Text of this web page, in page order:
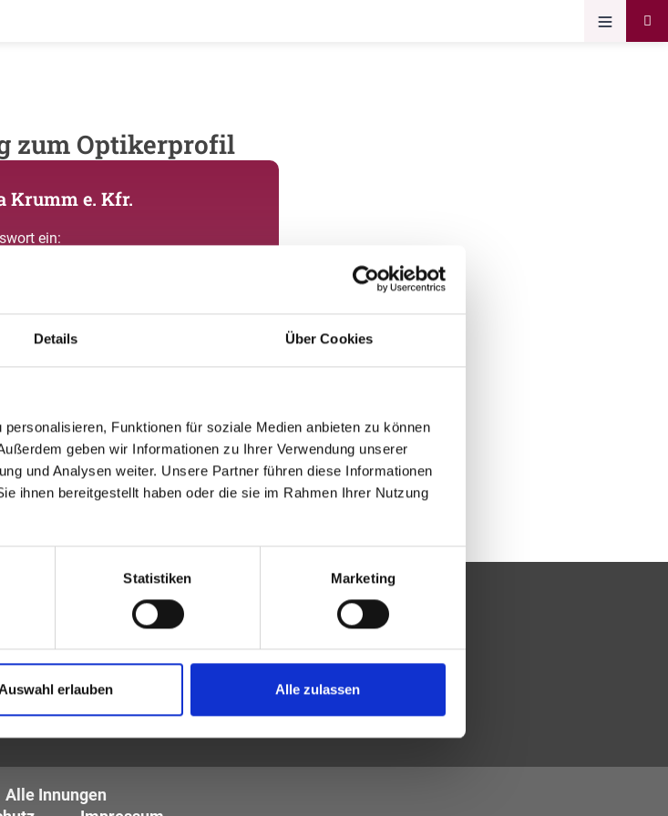
Details Über Cookies
Funktionen für soziale Medien anbieten zu können
geben wir Informationen zu Ihrer Verwendung unserer
und Analysen weiter. Unsere Partner führen diese Informationen
ihnen bereitgestellt haben oder die sie im Rahmen Ihrer Nutzung
Statistiken Marketing
erlauben Alle zulassen
zum Optikerprofil
Krumm e. Kfr.
ein:
Krumm e. Kfr.? Zur allgemeinen
Alle Innungen